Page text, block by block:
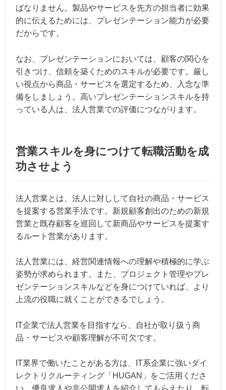
ばなりません。製品やサービスを先方の担当者に効果
的に伝えるためには、プレゼンテーション能力が必要
だからです。
なお、プレゼンテーションにおいては、顧客の関心を
引きつけ、信頼を築くためのスキルが必要です。厳し
い視点から商品・サービスを選定するため、入念な準
備をしましょう。高いプレゼンテーションスキルを持
っている人は、法人営業での評価につながります。
営業スキルを身につけて転職活動を成
功させよう
法人営業とは、法人に対しして自社の商品・サービス
を提案する営業手法です。新規顧客創出のための新規
営業と既存顧客を巡回して新商品やサービスを提案す
るルート営業があります。
法人営業には、経営関連情報への理解や積極的に学ぶ
姿勢が求められます。また、プロジェクト管理やプレ
ゼンテーションスキルなどを身につけていれば、より
上流の役職に就くことができるでしょう。
IT企業で法人営業を目指すなら、自社が取り扱う商
品・サービスや顧客理解が不可欠です。
IT業界で働いたことがある方は、IT系企業に強いダイ
レクトリクルーティング「 HUGAN 」をご活用くださ